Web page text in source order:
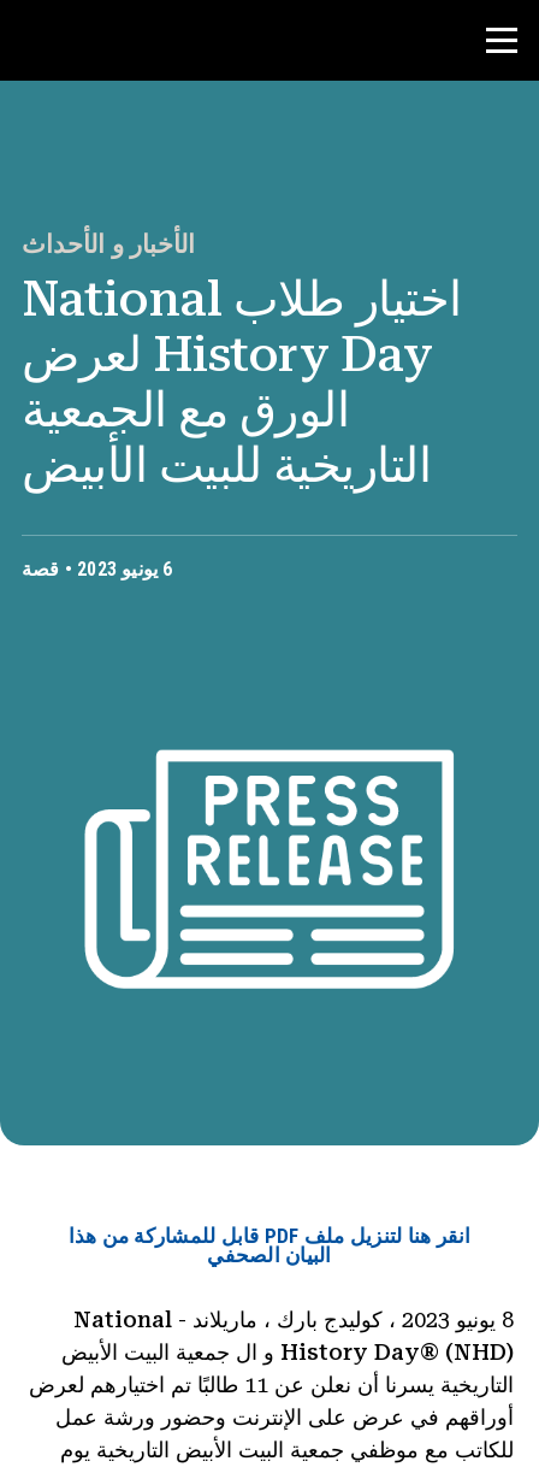
الأخبار و الأحداث
حول NHD ®
شارك
الأخبار و الأحداث
اختيار طلاب National
History Day لعرض
الورق مع الجمعية
التاريخية للبيت الأبيض
6 يونيو 2023 • قصة
انقر هنا لتنزيل ملف PDF قابل للمشاركة من هذا
البيان الصحفي
8 يونيو 2023 ، كوليدج بارك ، ماريلاند -
National
History Day® (NHD) و ال جمعية البيت الأبيض
التاريخية
يسرنا أن نعلن عن 11 طالبًا تم اختيارهم لعرض
أوراقهم في عرض على الإنترنت وحضور ورشة عمل
للكاتب مع موظفي جمعية البيت الأبيض التاريخية يوم